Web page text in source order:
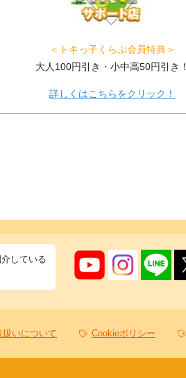
＜トキっ子くらぶ会員特典＞
大人100円引き・小中高50円引き！
詳しくはこちらをクリック！
している
いについて Cookieポリシー